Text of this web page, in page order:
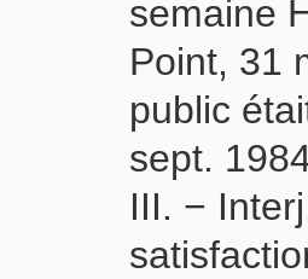
semaine
Point, 31
public
sept.
III. −